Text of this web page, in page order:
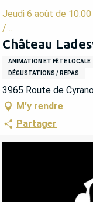
Jeudi 6 août de
/ ...
Château
ANIMATION ET FÊTE LOCALE
DÉGUSTATIONS / REPAS
3965 Route de
M'y rendre
Partager